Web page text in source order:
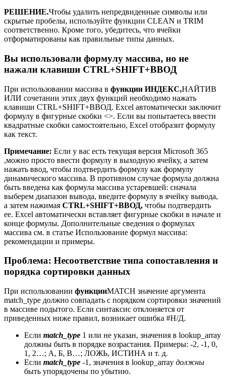
РЕШЕНИЕ.Чтобы удалить непредвиденные символы или
скрытые пробелы, используйте функции CLEAN и TRIM
соответственно. Кроме того, убедитесь, что ячейки
отформатированы как правильные типы данных.
Вы использовали формулу массива, но не
нажали клавиши CTRL+SHIFT+ВВОД
При использовании массива в функции ИНДЕКС,НАЙТИВ
ИЛИ сочетании этих двух функций необходимо нажать
клавиши CTRL+SHIFT+ВВОД. Excel автоматически заключит
формулу в фигурные скобки <>. Если вы попытаетесь ввести
квадратные скобки самостоятельно, Excel отобразит формулу
как текст.
Примечание: Если у вас есть текущая версия Microsoft 365
,можно просто ввести формулу в выходную ячейку, а затем
нажать ввод, чтобы подтвердить формулу как формулу
динамического массива. В противном случае формула должна
быть введена как формула массива устаревшей: сначала
выберем диапазон вывода, введите формулу в ячейку вывода,
а затем нажимая CTRL+SHIFT+ВВОД, чтобы подтвердить
ее. Excel автоматически вставляет фигурные скобки в начале и
конце формулы. Дополнительные сведения о формулах
массива см. в статье Использование формул массива:
рекомендации и примеры.
Проблема: Несоответствие типа сопоставления и
порядка сортировки данных
При использовании функцииMATCH значение аргумента
match_type должно совпадать с порядком сортировки значений
в массиве подытого. Если синтаксис отклоняется от
приведенных ниже правил, возникает ошибка #Н/Д.
Если match_type 1 или не указан, значения в lookup_array
должны быть в порядке возрастания. Примеры: -2, -1, 0,
1, 2…; А, Б, В…; ЛОЖЬ, ИСТИНА и т. д.
Если match_type -1, значения в lookup_array должны
быть упорядочены по убытию.